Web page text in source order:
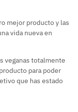
mejor producto y las
vida nueva en
veganas totalmente
para poder
que has estado